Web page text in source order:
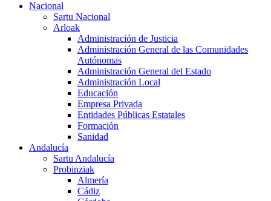
Nacional
Sartu Nacional
Arloak
Administración de Justicia
Administración General de las Comunidades
Autónomas
Administración General del Estado
Administración Local
Educación
Empresa Privada
Entidades Públicas Estatales
Formación
Sanidad
Andalucía
Sartu Andalucía
Probinziak
Almería
Cádiz